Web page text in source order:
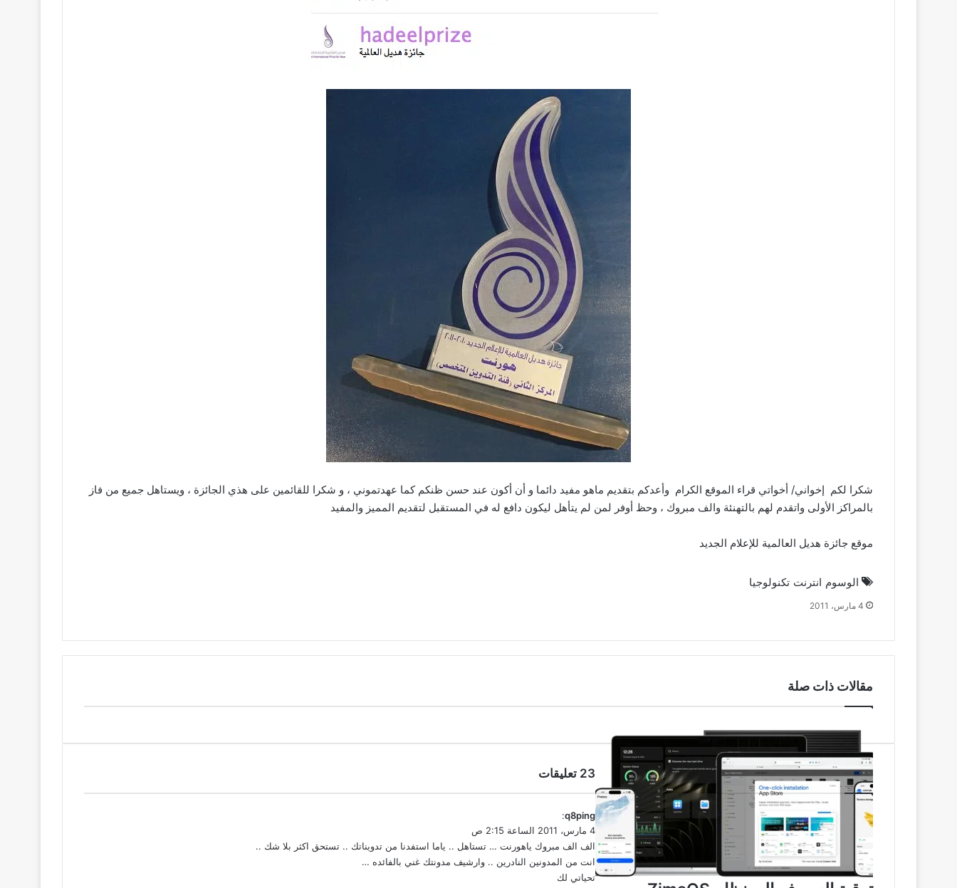
شكرا لكم إخواني/ أخواتي قراء الموقع الكرام وأعدكم بتقديم ماهو مفيد دائما و أن أكون عند حسن ظنكم كما عهدتموني ، و شكرا للقائمين على هذي الجائزة ، ويستاهل جميع من فاز
بالمراكز الأولى واتقدم لهم بالتهنئة والف مبروك ، وحظ أوفر لمن لم يتأهل ليكون دافع له في المستقبل لتقديم المميز والمفيد
موقع جائزة هديل العالمية للإعلام الجديد
الوسوم انترنت تكنولوجيا
4 مارس، 2011
مقالات ذات صلة
‫23 تعليقات
ي
ق
و
ل
q8ping
:
4 مارس، 2011 الساعة 2:15 ص
الف الف مبروك ياهورنت … تستاهل .. ياما استفدنا من تدويناتك .. تستحق اكثر بلا شك ..
انت من المدونين النادرين .. وارشيف مدونتك غني بالفائده …
تحياتي لك